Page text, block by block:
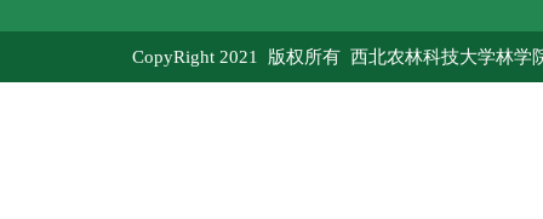
CopyRight 2021 版权所有 西北农林科技大学林